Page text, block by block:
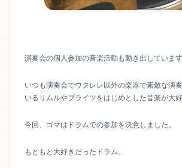
演奏会の個人参加の音楽活動も動き出しています
いつも演奏会でウクレレ以外の楽器で素敵な演
いるリムルやブライツをはじめとした音楽が大好
今回、ゴマはドラムでの参加を決意しました。
もともと大好きだったドラム。